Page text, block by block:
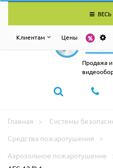
Клиентам Цены
Продажа и
Главная
Системы
Средства пожаротушения
Аэрозольное пожаротушение